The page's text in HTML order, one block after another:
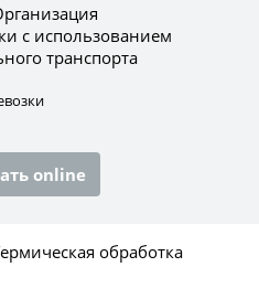
с использованием
транспорта
online
обработка